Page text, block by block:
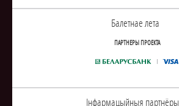
Балетнае лета
ПАРТНЕРЫ ПРОЕКТА
Інфармацыйныя партнёры